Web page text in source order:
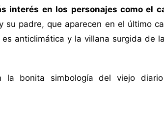
interés en los personajes como el
su padre, que aparecen en el último
anticlimática y la villana surgida de
la bonita simbología del viejo